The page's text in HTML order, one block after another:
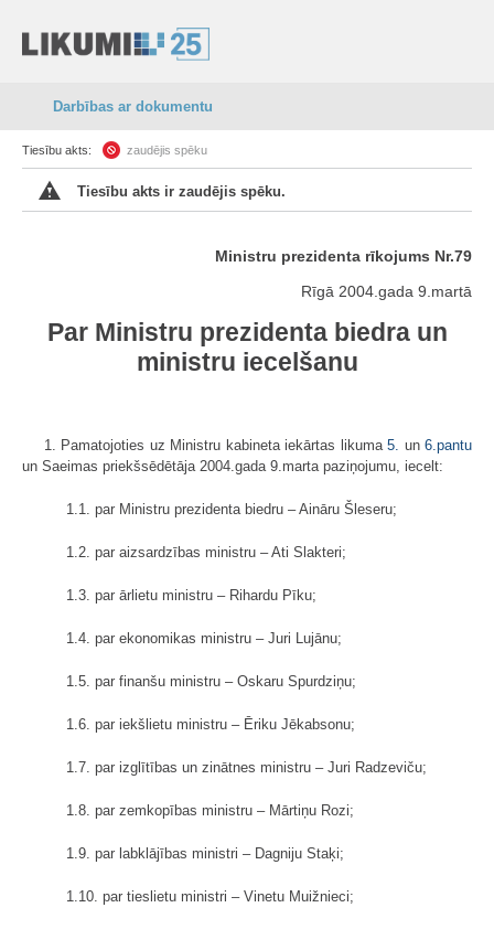
Darbības ar dokumentu
Tiesību akts: zaudējis spēku
Tiesību akts ir zaudējis spēku.
Ministru prezidenta rīkojums Nr.79
Rīgā 2004.gada 9.martā
Par Ministru prezidenta biedra un
ministru iecelšanu
1. Pamatojoties uz Ministru kabineta iekārtas likuma5. un6.pantu
un Saeimas priekšsēdētāja 2004.gada 9.marta paziņojumu, iecelt:
1.1. par Ministru prezidenta biedru – Aināru Šleseru;
1.2. par aizsardzības ministru – Ati Slakteri;
1.3. par ārlietu ministru – Rihardu Pīku;
1.4. par ekonomikas ministru – Juri Lujānu;
1.5. par finanšu ministru – Oskaru Spurdziņu;
1.6. par iekšlietu ministru – Ēriku Jēkabsonu;
1.7. par izglītības un zinātnes ministru – Juri Radzeviču;
1.8. par zemkopības ministru – Mārtiņu Rozi;
1.9. par labklājības ministri – Dagniju Staķi;
1.10. par tieslietu ministri – Vinetu Muižnieci;